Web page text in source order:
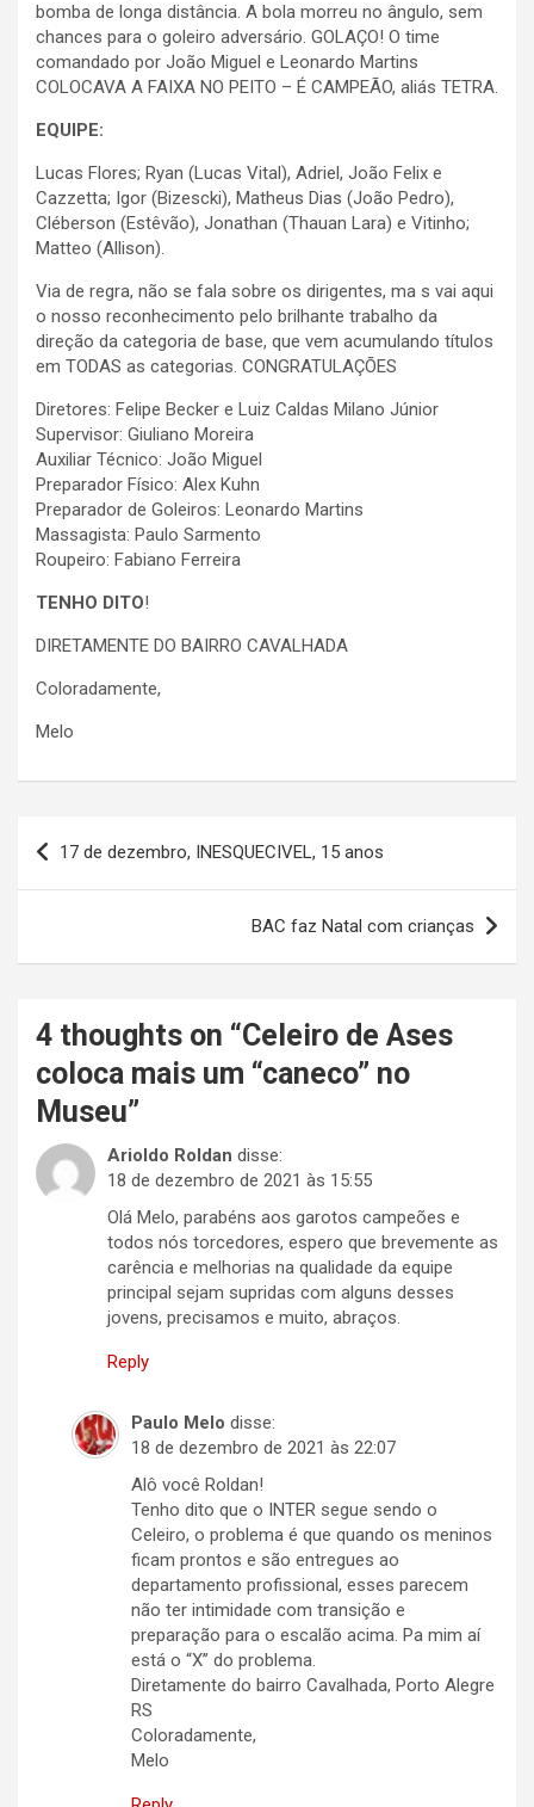
bomba de longa distância. A bola morreu no ângulo, sem
chances para o goleiro adversário. GOLAÇO! O time
comandado por João Miguel e Leonardo Martins
COLOCAVA A FAIXA NO PEITO – É CAMPEÃO, aliás TETRA.
EQUIPE:
Lucas Flores; Ryan (Lucas Vital), Adriel, João Felix e
Cazzetta; Igor (Bizescki), Matheus Dias (João Pedro),
Cléberson (Estêvão), Jonathan (Thauan Lara) e Vitinho;
Matteo (Allison).
Via de regra, não se fala sobre os dirigentes, ma s vai aqui
o nosso reconhecimento pelo brilhante trabalho da
direção da categoria de base, que vem acumulando títulos
em TODAS as categorias. CONGRATULAÇÕES
Diretores: Felipe Becker e Luiz Caldas Milano Júnior
Supervisor: Giuliano Moreira
Auxiliar Técnico: João Miguel
Preparador Físico: Alex Kuhn
Preparador de Goleiros: Leonardo Martins
Massagista: Paulo Sarmento
Roupeiro: Fabiano Ferreira
TENHO DITO!
DIRETAMENTE DO BAIRRO CAVALHADA
Coloradamente,
Melo
Navegação
de
17 de dezembro, INESQUECIVEL, 15 anos
BAC faz Natal com crianças
4 thoughts on “Celeiro de Ases
coloca mais um “caneco” no
Museu”
Arioldo Roldan disse:
18 de dezembro de 2021 às 15:55
Olá Melo, parabéns aos garotos campeões e
todos nós torcedores, espero que brevemente as
carência e melhorias na qualidade da equipe
principal sejam supridas com alguns desses
jovens, precisamos e muito, abraços.
Reply
Paulo Melo disse:
18 de dezembro de 2021 às 22:07
Alô você Roldan!
Tenho dito que o INTER segue sendo o
Celeiro, o problema é que quando os meninos
ficam prontos e são entregues ao
departamento profissional, esses parecem
não ter intimidade com transição e
preparação para o escalão acima. Pa mim aí
está o “X” do problema.
Diretamente do bairro Cavalhada, Porto Alegre
RS
Coloradamente,
Melo